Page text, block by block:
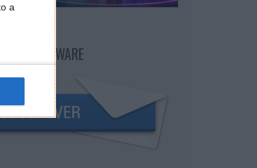
a
PPLWARE